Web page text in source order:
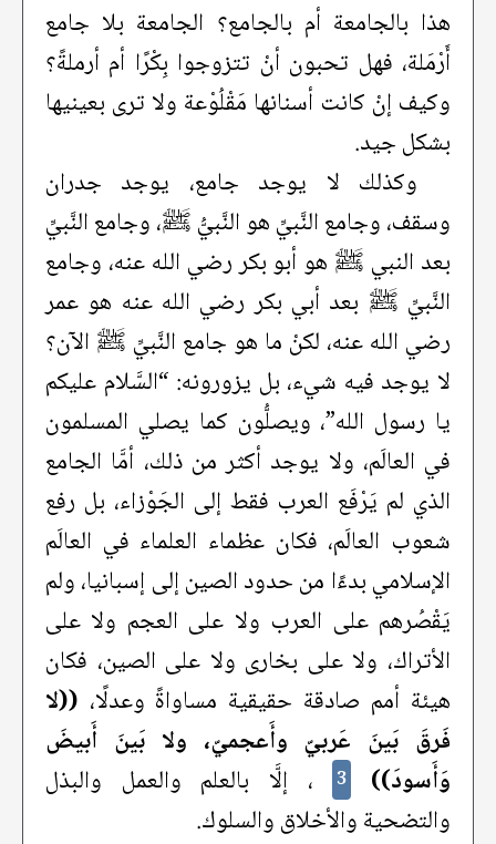
هذا بالجامعة أم بالجامع؟ الجامعة بلا جامع
أَرْمَلة، فهل تحبون أنْ تتزوجوا بِكْرًا أم أرملةً؟
وكيف إنْ كانت أسنانها مَقْلُوْعة ولا ترى بعينيها
بشكل جيد.
وكذلك لا يوجد جامع، يوجد جدران
وسقف، وجامع النَّبيِّ هو النَّبيُّ ﷺ، وجامع النَّبيِّ
بعد النبي ﷺ هو أبو بكر رضي الله عنه، وجامع
النَّبيِّ ﷺ بعد أبي بكر رضي الله عنه هو عمر
رضي الله عنه، لكنْ ما هو جامع النَّبيِّ ﷺ الآن؟
لا يوجد فيه شيء، بل يزورونه: “السَّلام عليكم
يا رسول الله”، ويصلُّون كما يصلي المسلمون
في العالَم، ولا يوجد أكثر من ذلك، أمَّا الجامع
الذي لم يَرْفَع العرب فقط إلى الجَوْزاء، بل رفع
شعوب العالَم، فكان عظماء العلماء في العالَم
الإسلامي بدءًا من حدود الصين إلى إسبانيا، ولم
يَقْصُرهم على العرب ولا على العجم ولا على
الأتراك، ولا على بخارى ولا على الصين، فكان
هيئة أمم صادقة حقيقية مساواةً وعدلًا، ((لا
فَرقَ بَينَ عَربيّ وأَعجميّ، ولا بَينَ أَبيضَ
وَأَسودَ))
3
، إلَّا بالعلم والعمل والبذل
والتضحية والأخلاق والسلوك.